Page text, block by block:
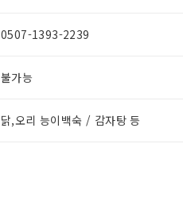
0507-1393-2239
불가능
닭,오리 능이백숙 / 감자탕 등